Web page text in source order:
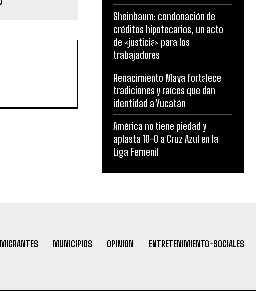
Sheinbaum: condonación de
créditos hipotecarios, un acto
de «justicia» para los
trabajadores
Renacimiento Maya fortalece
tradiciones y raíces que dan
identidad a Yucatán
América no tiene piedad y
aplasta 10-0 a Cruz Azul en la
Liga Femenil
MIGRANTES MUNICIPIOS OPINION ENTRETENIMIENTO-SOCIALES